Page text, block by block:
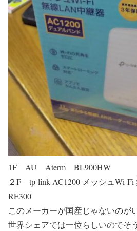
1F AU Aterm BL900HW
２F tp-link AC1200 メッシュWi-
RE300
このメーカーが国産じゃないのが
世界シェアでは一位らしいのでそ